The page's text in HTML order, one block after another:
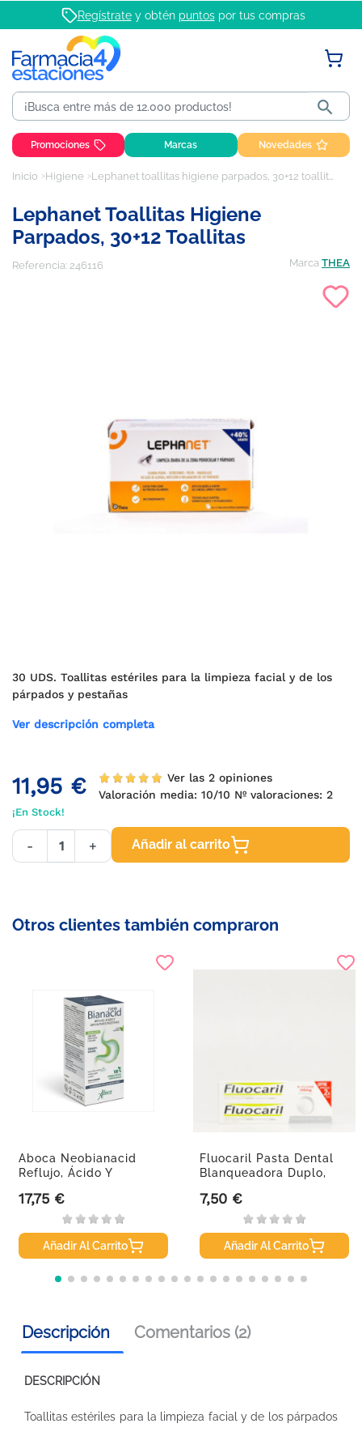
Regístratey obtén puntospor tus compras

Promociones Marcas Novedades
Inicio Higiene Lephanet toallitas higiene parpados, 30+12 toallitas
Lephanet Toallitas Higiene
Parpados, 30+12 Toallitas
Referencia: 246116 Marca THEA
30 UDS. Toallitas estériles para la limpieza facial y de los
párpados y pestañas
Ver descripción completa
11,95 €
Ver las 2 opiniones
Valoración media: 10/10 Nº valoraciones: 2
¡En Stock!
- + Añadir al carrito
Otros clientes también compraron
Aboca Neobianacid
Reflujo, Ácido Y
Precio
17,75 €
Añadir Al Carrito
Fluocaril Pasta Dental
Blanqueadora Duplo,
Precio
7,50 €
Añadir Al Carrito
Descripción Comentarios (2)
DESCRIPCIÓN
Toallitas estériles para la limpieza facial y de los párpados